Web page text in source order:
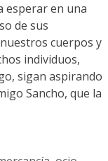
esperar en una
de sus
cuerpos y
individuos,
sigan aspirando
Sancho, que la